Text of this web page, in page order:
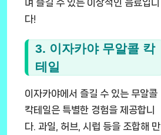
며 즐길 수 있는 이상적인 음료입니
다!
3. 이자카야 무알콜 칵
테일
이자카야에서 즐길 수 있는 무알콜
칵테일은 특별한 경험을 제공합니
다. 과일, 허브, 시럽 등을 조합해 만